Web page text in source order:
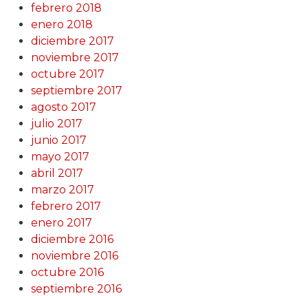
febrero 2018
enero 2018
diciembre 2017
noviembre 2017
octubre 2017
septiembre 2017
agosto 2017
julio 2017
junio 2017
mayo 2017
abril 2017
marzo 2017
febrero 2017
enero 2017
diciembre 2016
noviembre 2016
octubre 2016
septiembre 2016